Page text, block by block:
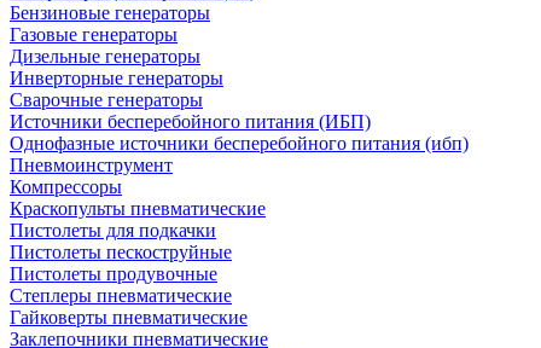
Бензиновые генераторы
Газовые генераторы
Дизельные генераторы
Инверторные генераторы
Сварочные генераторы
Источники бесперебойного питания (ИБП)
Однофазные источники бесперебойного питания (ибп)
Пневмоинструмент
Компрессоры
Краскопульты пневматические
Пистолеты для подкачки
Пистолеты пескоструйные
Пистолеты продувочные
Степлеры пневматические
Гайковерты пневматические
Заклепочники пневматические